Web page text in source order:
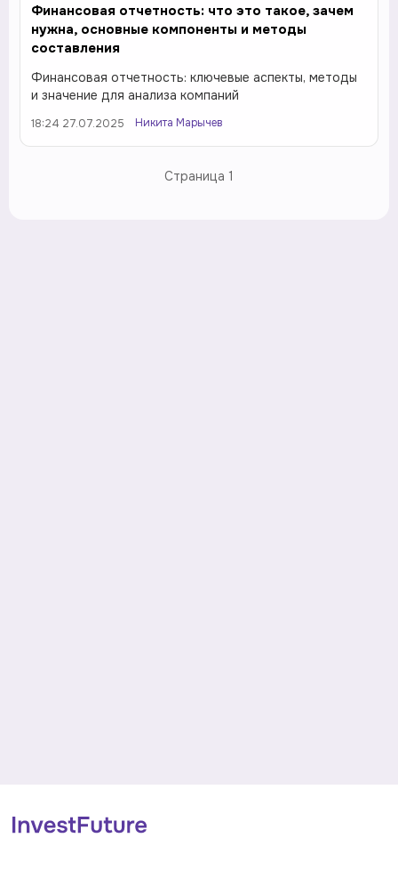
Финансовая отчетность: что это такое, зачем
нужна, основные компоненты и методы
составления
Финансовая отчетность: ключевые аспекты, методы
и значение для анализа компаний
18:24 27.07.2025 Никита Марычев
Страница 1